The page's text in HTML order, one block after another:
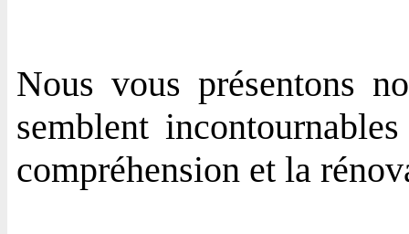
Nous vous présentons
semblent
compréhension et la